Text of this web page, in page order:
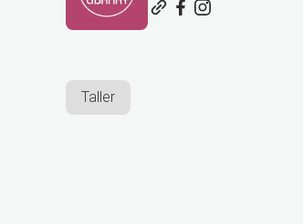
Taller